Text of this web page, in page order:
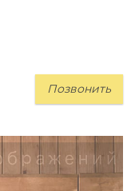
Позвонить